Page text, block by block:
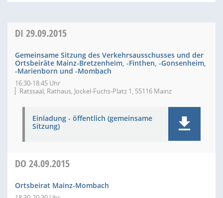
DI 29.09.2015
Gemeinsame Sitzung des Verkehrsausschusses und der
Ortsbeiräte Mainz-Bretzenheim, -Finthen, -Gonsenheim,
-Marienborn und -Mombach
16:30-18:45 Uhr
Ratssaal, Rathaus, Jockel-Fuchs-Platz 1, 55116 Mainz
Einladung - öffentlich (gemeinsame
Sitzung)
DO 24.09.2015
Ortsbeirat Mainz-Mombach